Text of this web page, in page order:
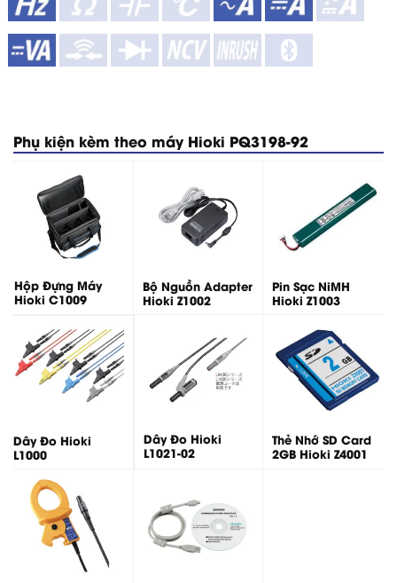
Phụ kiện kèm theo máy Hioki PQ3198-92
Hộp Đựng Máy
Hioki C1009
Bộ Nguồn Adapter
Hioki Z1002
Pin Sạc NiMH
Hioki Z1003
Dây Đo Hioki
L1000
Dây Đo Hioki
L1021-02
Thẻ Nhớ SD Card
2GB Hioki Z4001